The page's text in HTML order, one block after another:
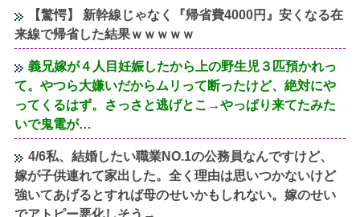
【驚愕】 新幹線じゃなく『帰省費4000円』安くなる在
来線で帰省した結果ｗｗｗｗｗ
義兄嫁が４人目妊娠したから上の野生児３匹預かれっ
て。やつら大嫌いだからムリって断ったけど、絶対にや
ってくるはず。さっさと逃げとこ→やっぱり来てたみた
いで鬼電が…
4/6私、結婚したい職業NO.1の公務員なんですけど、
嫁が子供連れて家出した。全く理由は思いつかないけど
強いてあげるとすれば母のせいかもしれない。嫁のせい
でアトピー悪化しそう→